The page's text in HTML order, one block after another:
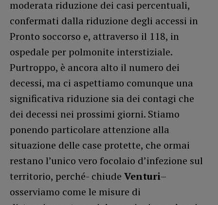
moderata riduzione dei casi percentuali,
confermati dalla riduzione degli accessi in
Pronto soccorso e, attraverso il 118, in
ospedale per polmonite interstiziale.
Purtroppo, è ancora alto il numero dei
decessi, ma ci aspettiamo comunque una
significativa riduzione sia dei contagi che
dei decessi nei prossimi giorni. Stiamo
ponendo particolare attenzione alla
situazione delle case protette, che ormai
restano l’unico vero focolaio d’infezione sul
territorio, perché- chiude Venturi–
osserviamo come le misure di